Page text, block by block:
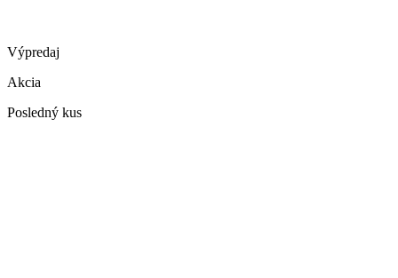
Výpredaj
Akcia
Posledný kus